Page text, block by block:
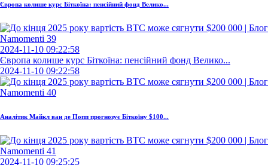
Європа колише курс Біткоїна: пенсійний фонд Велико...
2024-11-10 09:22:58
Європа колише курс Біткоїна: пенсійний фонд Велико...
2024-11-10 09:22:58
Аналітик Майкл ван де Попп прогнозує Біткоїну $100...
2024-11-10 09:25:25